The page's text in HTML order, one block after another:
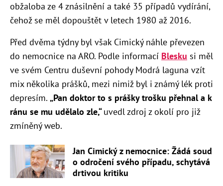
obžaloba ze 4 znásilnění a také 35 případů vydírání,
čehož se měl dopouštět v letech 1980 až 2016.
Před dvěma týdny byl však Cimický náhle převezen
do nemocnice na ARO. Podle informací Blesku si měl
ve svém Centru duševní pohody Modrá laguna vzít
mix několika prášků, mezi nimiž byl i známý lék proti
depresím. „Pan doktor to s prášky trošku přehnal a k
ránu se mu udělalo zle,“uvedl zdroj z okolí pro již
zmíněný web.
Jan Cimický z nemocnice: Žádá soud
o odročení svého případu, schytává
drtivou kritiku